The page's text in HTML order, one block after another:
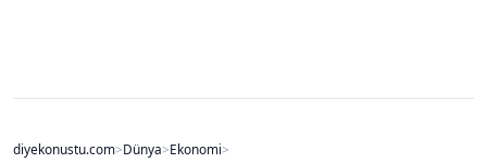
diyekonustu.com>Dünya>Ekonomi>